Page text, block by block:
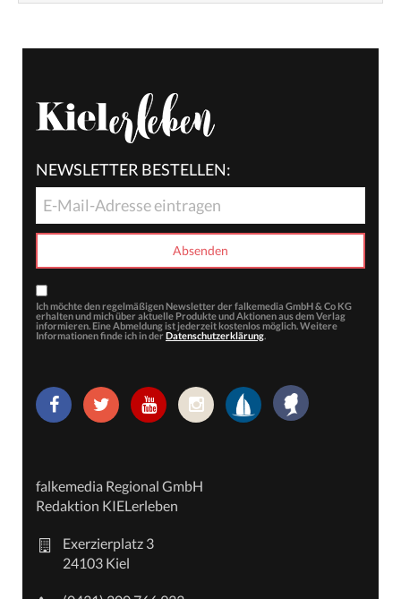
NEWSLETTER BESTELLEN:
Ich möchte den regelmäßigen Newsletter der falkemedia GmbH & Co KG
erhalten und mich über aktuelle Produkte und Aktionen aus dem Verlag
informieren. Eine Abmeldung ist jederzeit kostenlos möglich. Weitere
Informationen finde ich in der Datenschutzerklärung.
falkemedia Regional GmbH
Redaktion KIELerleben
Exerzierplatz 3
24103 Kiel